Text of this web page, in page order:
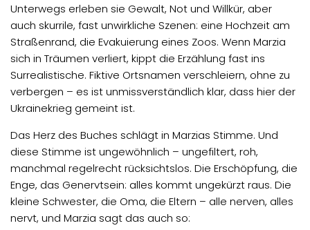
Unterwegs erleben sie Gewalt, Not und Willkür, aber
auch skurrile, fast unwirkliche Szenen: eine Hochzeit am
Straßenrand, die Evakuierung eines Zoos. Wenn Marzia
sich in Träumen verliert, kippt die Erzählung fast ins
Surrealistische. Fiktive Ortsnamen verschleiern, ohne zu
verbergen – es ist unmissverständlich klar, dass hier der
Ukrainekrieg gemeint ist.
Das Herz des Buches schlägt in Marzias Stimme. Und
diese Stimme ist ungewöhnlich – ungefiltert, roh,
manchmal regelrecht rücksichtslos. Die Erschöpfung, die
Enge, das Genervtsein: alles kommt ungekürzt raus. Die
kleine Schwester, die Oma, die Eltern – alle nerven, alles
nervt, und Marzia sagt das auch so: